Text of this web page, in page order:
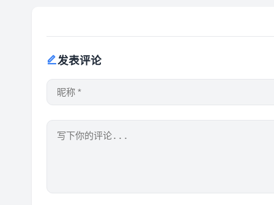
发表评论